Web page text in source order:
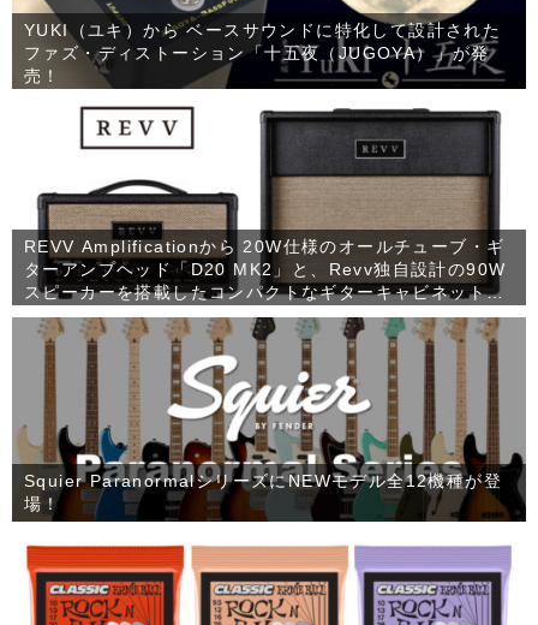
YUKI（ユキ）から ベースサウンドに特化して設計された
ファズ・ディストーション「十五夜（JUGOYA）」が発
売！
REVV Amplificationから 20W仕様のオールチューブ・ギ
ターアンプヘッド「D20 MK2」と、Revv独自設計の90W
スピーカーを搭載したコンパクトなギターキャビネット
「1×12 RV90」が発売！
Squier ParanormalシリーズにNEWモデル全12機種が登
場！